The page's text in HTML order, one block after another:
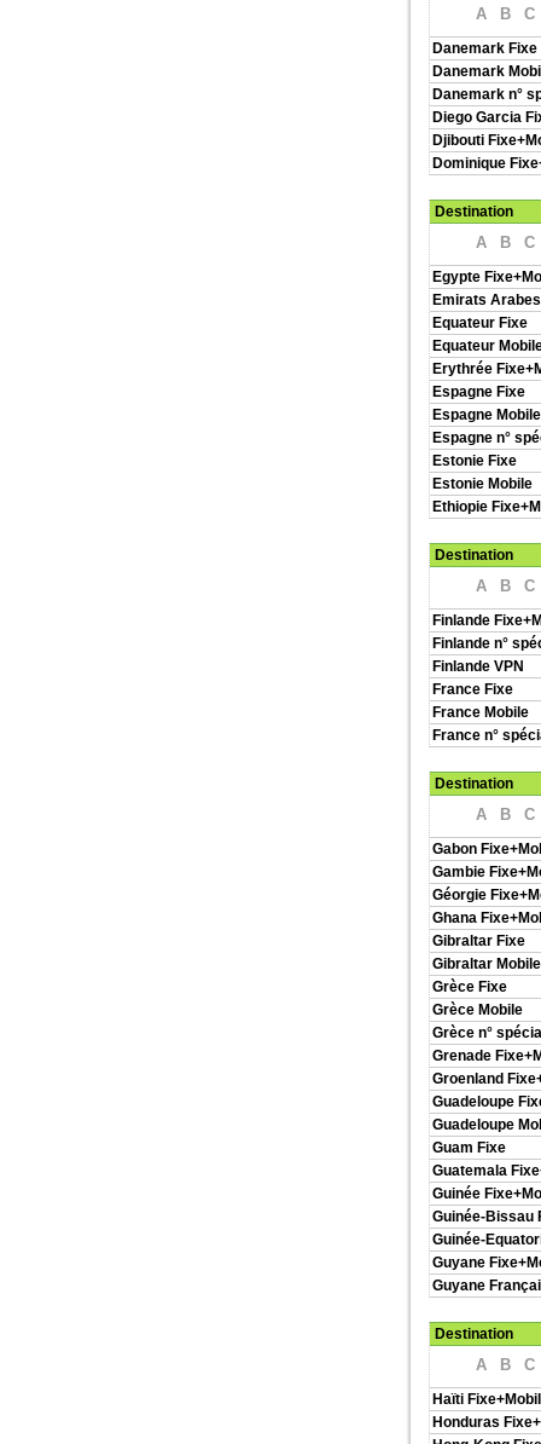
A B C
Danemark Fixe
Danemark
Danemark n°
Diego Garcia
Djibouti
Dominique
Destination
A B C
Egypte
Emirats
Equateur Fixe
Equateur
Erythrée
Espagne Fixe
Espagne Mobile
Espagne n°
Estonie Fixe
Estonie Mobile
Ethiopie
Destination
A B C
Finlande
Finlande n°
Finlande VPN
France Fixe
France Mobile
France n°
Destination
A B C
Gabon
Gambie
Géorgie
Ghana
Gibraltar Fixe
Gibraltar Mobile
Grèce Fixe
Grèce Mobile
Grèce n°
Grenade
Groenland
Guadeloupe
Guadeloupe
Guam Fixe
Guatemala
Guinée
Guinée-Bissau
Guinée-
Guyane
Guyane
Destination
A B C
Haïti
Honduras